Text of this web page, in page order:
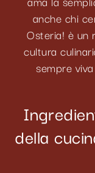
anche chi
Osteria! è un
cultura
sempre
della